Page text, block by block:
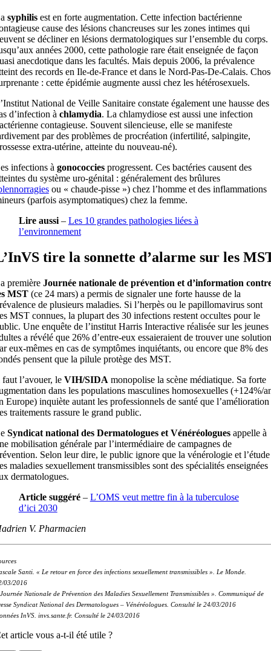
syphilisest en forte augmentation. Cette infection bactérienne
cause des lésions chancreuses sur les zones intimes qui
se décliner en lésions dermatologiques sur l’ensemble du corps.
années 2000, cette pathologie rare était enseignée de façon
anecdotique dans les facultés. Mais depuis 2006, la prévalence
des records en Ile-de-France et dans le Nord-Pas-De-Calais.
: cette épidémie augmente aussi chez les hétérosexuels.
National de Veille Sanitaire constate également une hausse des
d’infection à chlamydia. La chlamydiose est aussi une infection
contagieuse. Souvent silencieuse, elle se manifeste
par des problèmes de procréation (infertilité, salpingite,
extra-utérine, atteinte du nouveau-né).
infections à gonococciesprogressent. Ces bactéries causent des
du système uro-génital : généralement des brûlures
ou « chaude-pisse ») chez l’homme et des inflammations
(parfois asymptomatiques) chez la femme.
Lire aussi– Les 10 grandes pathologies liées à
l’environnement
tire la sonnette d’alarme sur les
première Journée nationale de prévention et d’information
MST(ce 24 mars) a permis de signaler une forte hausse de la
de plusieurs maladies. Si l’herpès ou le papillomavirus sont
MST connues, la plupart des 30 infections restent occultes pour le
Une enquête de l’institut Harris Interactive réalisée sur les jeunes
a révélé que 26% d’entre-eux essaieraient de trouver une solution
eux-mêmes en cas de symptômes inquiétants, ou encore que 8% des
pensent que la pilule protège des MST.
l’avouer, le VIH/SIDA monopolise la scène médiatique. Sa forte
dans les populations masculines homosexuelles (+124%/
Europe) inquiète autant les professionnels de santé que l’amélioration
traitements rassure le grand public.
Syndicat national des Dermatologues et Vénéréologuesappelle à
mobilisation générale par l’intermédiaire de campagnes de
Selon leur dire, le public ignore que la vénérologie et l’étude
maladies sexuellement transmissibles sont des spécialités enseignées
dermatologues.
Article suggéré– L’OMS veut mettre fin à la tuberculose
d’ici 2030
V. Pharmacien
Santi. « Le retour en force des infections sexuellement transmissibles ». Le Monde.
03/2016
Nationale de Prévention des Maladies Sexuellement Transmissibles ». Communiqué de
Syndicat National des Dermatologues – Vénéréologues. Consulté le 24/03/2016
InVS. invs.sante.fr. Consulté le 24/03/2016
article vous a-t-il été utile ?